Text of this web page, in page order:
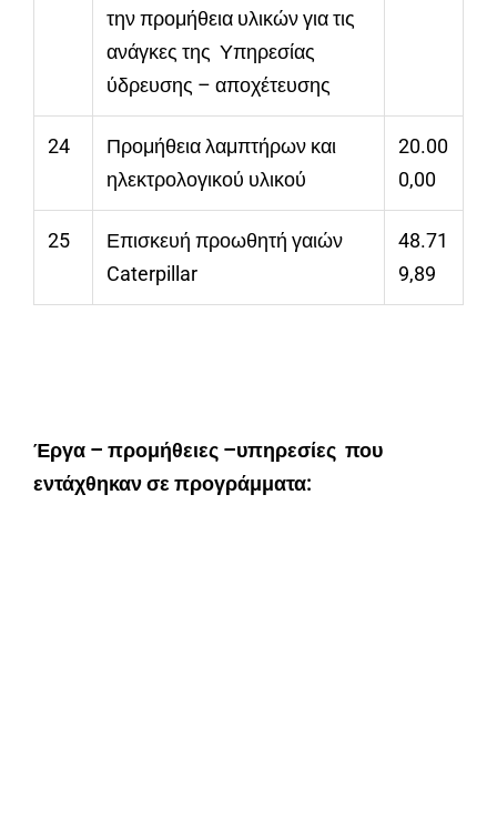
την προμήθεια υλικών για τις
ανάγκες της Υπηρεσίας
ύδρευσης – αποχέτευσης
24
Προμήθεια λαμπτήρων και
ηλεκτρολογικού υλικού
20.00
0,00
25
Επισκευή προωθητή γαιών
Caterpillar
48.71
9,89
Έργα – προμήθειες –υπηρεσίες που
εντάχθηκαν σε προγράμματα: